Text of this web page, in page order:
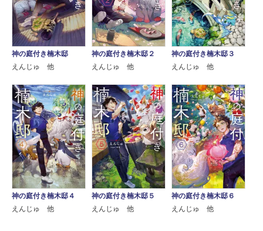
神の庭付き楠木邸
えんじゅ 他
神の庭付き楠木邸２
えんじゅ 他
神の庭付き楠木邸３
えんじゅ 他
神の庭付き楠木邸４
えんじゅ 他
神の庭付き楠木邸５
えんじゅ 他
神の庭付き楠木邸６
えんじゅ 他